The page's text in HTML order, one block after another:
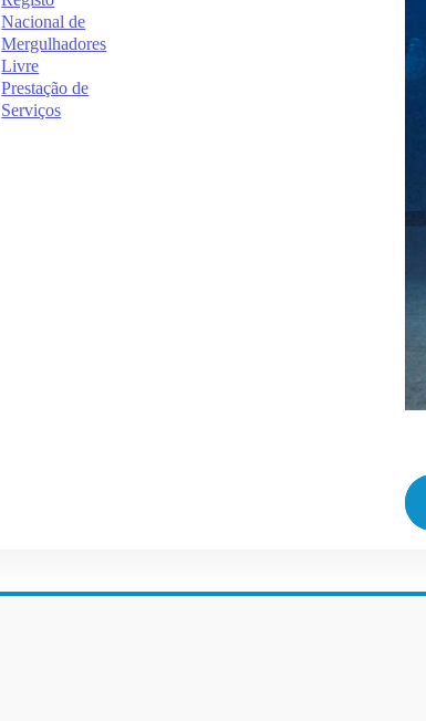
Nacional de
Mergulhadores
Livre
Prestação de
Serviços